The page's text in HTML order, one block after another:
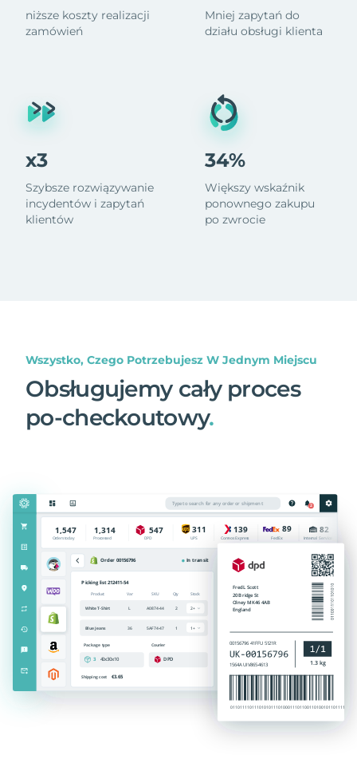
niższe koszty realizacji
zamówień
x3
Szybsze rozwiązywanie
incydentów i zapytań
klientów
Mniej zapytań do
działu obsługi klienta
34%
Większy wskaźnik
ponownego zakupu
po zwrocie
Wszystko, Czego Potrzebujesz W Jednym Miejscu
Obsługujemy cały proces
po-checkoutowy.